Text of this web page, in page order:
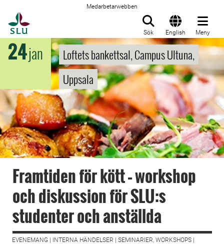
Medarbetarwebben
Sök English Meny
24jan
Loftets bankettsal, Campus Ultuna,
Uppsala
Framtiden för kött – workshop
och diskussion för SLU:s
studenter och anställda
EVENEMANG | INTERNA HÄNDELSER | SEMINARIER, WORKSHOPS |